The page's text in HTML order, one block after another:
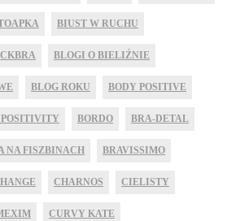
BIUST W RUCHU
BLOGI O BIELIŹNIE
BLOG ROKU BODY POSITIVE
BORDO BRA-DETAL
NA FISZBINACH BRAVISSIMO
CHARNOS CIELISTY
CURVY KATE